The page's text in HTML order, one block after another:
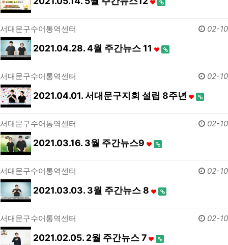
서대문구수어통역센터 02-10
2021.04.28. 4월 주간뉴스 11
서대문구수어통역센터 02-10
2021.04.01. 서대문구지회 설립 8주년
서대문구수어통역센터 02-10
2021.03.16. 3월 주간뉴스9
서대문구수어통역센터 02-10
2021.03.03. 3월 주간뉴스 8
서대문구수어통역센터 02-10
2021.02.05. 2월 주간뉴스 7